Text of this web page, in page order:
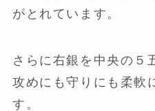
がとれています。
さらに右銀を中央の５
攻めにも守りにも柔軟
す。